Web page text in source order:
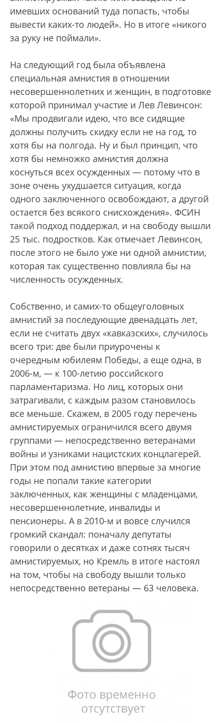
имевших оснований туда попасть, чтобы
вывести каких-то людей». Но в итоге «никого
за руку не поймали».
На следующий год была объявлена
специальная амнистия в отношении
несовершеннолетних и женщин, в подготовке
которой принимал участие и Лев Левинсон:
«Мы продвигали идею, что все сидящие
должны получить скидку если не на год, то
хотя бы на полгода. Ну и был принцип, что
хотя бы немножко амнистия должна
коснуться всех осужденных — потому что в
зоне очень ухудшается ситуация, когда
одного заключенного освобождают, а другой
остается без всякого снисхождения». ФСИН
такой подход поддержал, и на свободу вышли
25 тыс. подростков. Как отмечает Левинсон,
после этого не было уже ни одной амнистии,
которая так существенно повлияла бы на
численность осужденных.
Собственно, и самих-то общеуголовных
амнистий за последующие двенадцать лет,
если не считать двух «кавказских», случилось
всего три: две были приурочены к
очередным юбилеям Победы, а еще одна, в
2006-м, — к 100-летию российского
парламентаризма. Но лиц, которых они
затрагивали, с каждым разом становилось
все меньше. Скажем, в 2005 году перечень
амнистируемых ограничился всего двумя
группами — непосредственно ветеранами
войны и узниками нацистских концлагерей.
При этом под амнистию впервые за многие
годы не попали такие категории
заключенных, как женщины с младенцами,
несовершеннолетние, инвалиды и
пенсионеры. А в 2010-м и вовсе случился
громкий скандал: поначалу депутаты
говорили о десятках и даже сотнях тысяч
амнистируемых, но Кремль в итоге настоял
на том, чтобы на свободу вышли только
непосредственно ветераны — 63 человека.